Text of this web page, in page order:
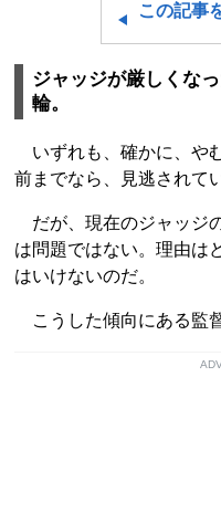
この記事
ジャッジが厳しくな
輪。
いずれも、確かに、や
前までなら、見逃されて
だが、現在のジャッジ
は問題ではない。理由は
はいけないのだ。
こうした傾向にある監